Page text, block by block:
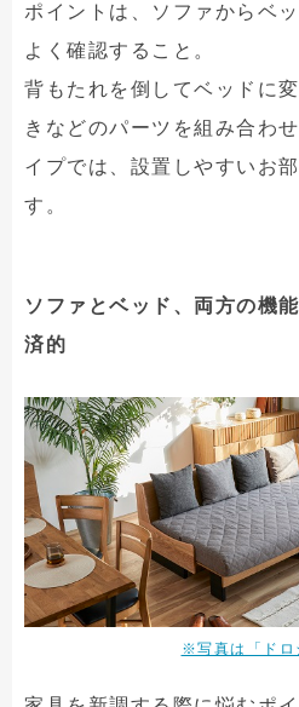
ポイントは、ソファからベ
よく確認すること。
背もたれを倒してベッドに
きなどのパーツを組み合わ
イプでは、設置しやすいお
す。
ソファとベッド、両方の機
済的
※写真は「ドロ